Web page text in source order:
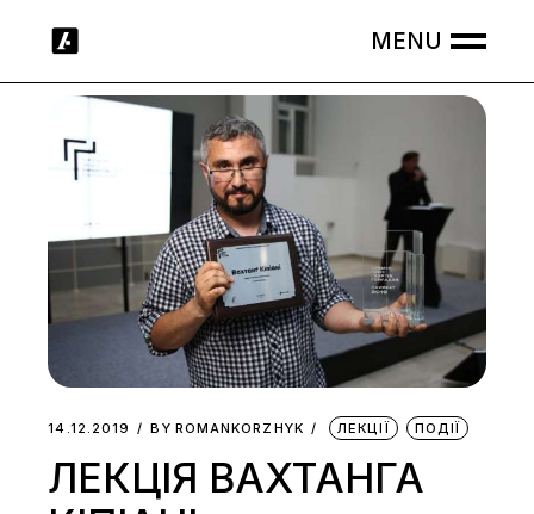
14.12.2019 BY ROMANKORZHYK ЛЕКЦІЇ ПОДІЇ
ЛЕКЦІЯ ВАХТАНГА